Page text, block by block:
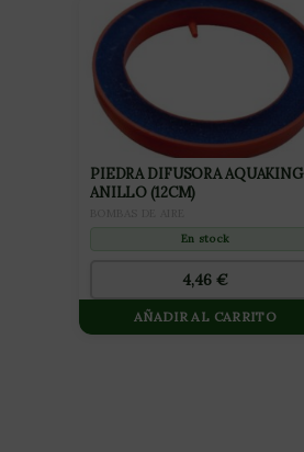
PIEDRA DIFUSORA AQUAKING
ANILLO (12CM)
En stock
4,46 €
AÑADIR AL CARRITO